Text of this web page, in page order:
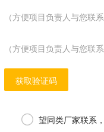
（方便项目负责人与您联
（方便项目负责人与您联
获取验证码
望同类厂家联系